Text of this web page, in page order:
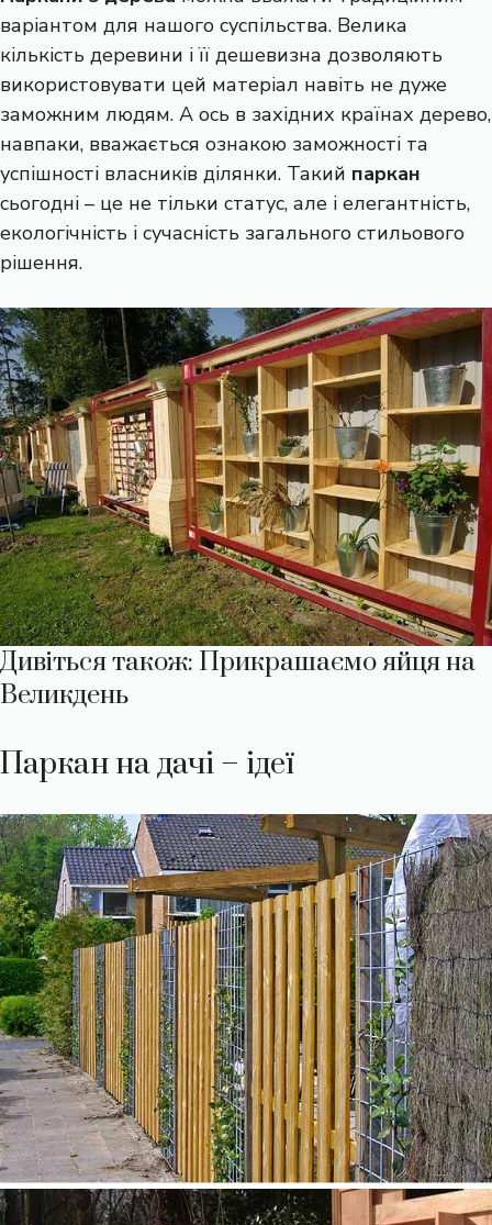
варіантом для нашого суспільства. Велика
кількість деревини і її дешевизна дозволяють
використовувати цей матеріал навіть не дуже
заможним людям. А ось в західних країнах дерево,
навпаки, вважається ознакою заможності та
успішності власників ділянки. Такий паркан
сьогодні – це не тільки статус, але і елегантність,
екологічність і сучасність загального стильового
рішення.
Дивіться також: Прикрашаємо яйця на
Великдень
Паркан на дачі – ідеї